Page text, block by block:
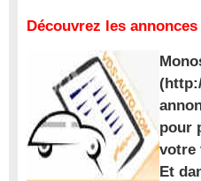
Découvrez les
pour
votre
Et